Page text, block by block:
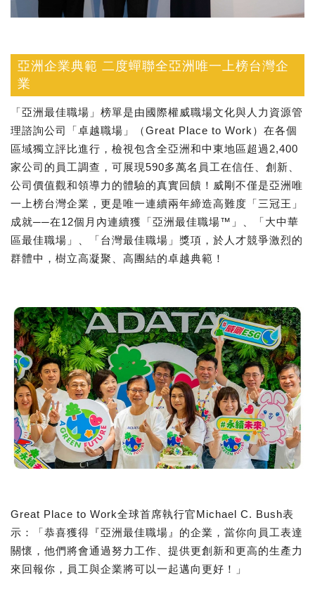
亞洲企業典範 二度蟬聯全亞洲唯一上榜台灣企
業
「亞洲最佳職場」榜單是由國際權威職場文化與人力資源管
理諮詢公司「卓越職場」（Great Place to Work）在各個
區域獨立評比進行，檢視包含全亞洲和中東地區超過2,400
家公司的員工調查，可展現590多萬名員工在信任、創新、
公司價值觀和領導力的體驗的真實回饋！威剛不僅是亞洲唯
一上榜台灣企業，更是唯一連續兩年締造高難度「三冠王」
成就──在12個月內連續獲「亞洲最佳職場™」、「大中華
區最佳職場」、「台灣最佳職場」獎項，於⼈才競爭激烈的
群體中，樹立高凝聚、高團結的卓越典範！
Great Place to Work全球首席執行官Michael C. Bush表
示：「恭喜獲得『亞洲最佳職場』的企業，當你向員工表達
關懷，他們將會通過努力工作、提供更創新和更高的生產力
來回報你，員工與企業將可以一起邁向更好！」